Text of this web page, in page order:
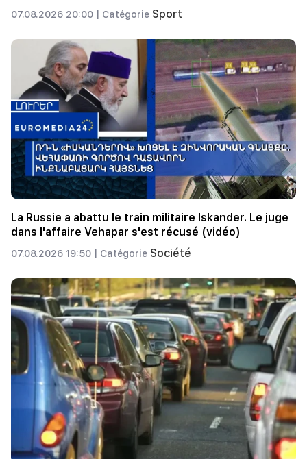
07.08.2026 20:00 | Catégorie Sport
La Russie a abattu le train militaire Iskander. Le juge
dans l'affaire Vehapar s'est récusé (vidéo)
07.08.2026 19:50 | Catégorie Société